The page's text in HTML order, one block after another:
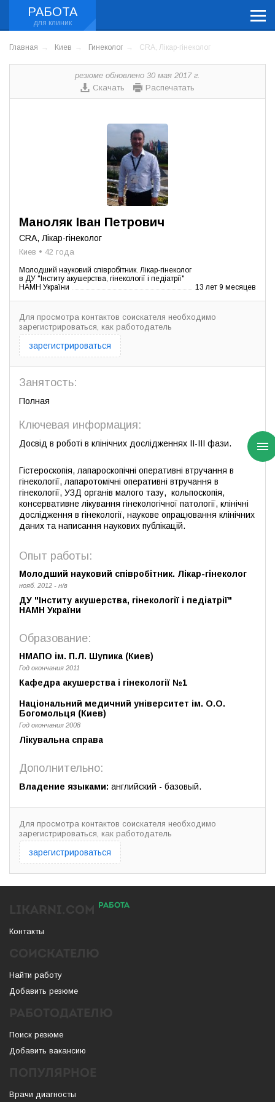
РАБОТА
Главная Киев Гинеколог CRA, Лікар-гінеколог
резюме обновлено 30 мая 2017 г.
Скачать
Распечатать
Маноляк Іван Петрович
CRA, Лікар-гінеколог
Киев • 42 года
Молодший науковий співробітник. Лікар-гінеколог
в ДУ "Інститу акушерства, гінекології і педіатрії"
НАМН України
13 лет 9 месяцев
Для просмотра контактов соискателя необходимо
зарегистрироваться, как работодатель
зарегистрироваться
Занятость:
Полная
Ключевая информация:
Досвід в роботі в клінічних дослідженнях ІІ-ІІІ фази.
Гістероскопія, лапароскопічні оперативні втручання в
гінекології, лапаротомічні оперативні втручання в
гінекології, УЗД органів малого тазу, кольпоскопія,
консервативне лікування гінекологічної патології, клінічні
дослідження в гінекології, наукове опрацювання клінічних
даних та написання наукових публікацій.
Опыт работы:
Молодший науковий співробітник. Лікар-гінеколог
нояб. 2012 - н/в
ДУ "Інститу акушерства, гінекології і педіатрії"
НАМН України
Образование:
НМАПО ім. П.Л. Шупика (Киев)
Год окончания 2011
Кафедра акушерства і гінекології №1
Національний медичний університет ім. О.О.
Богомольця (Киев)
Год окончания 2008
Лікувальна справа
Дополнительно:
Владение языками: английский - базовый.
Для просмотра контактов соискателя необходимо
зарегистрироваться, как работодатель
зарегистрироваться
РАБОТА
Контакты
Найти работу
Добавить резюме
Поиск резюме
Добавить вакансию
Врачи диагносты